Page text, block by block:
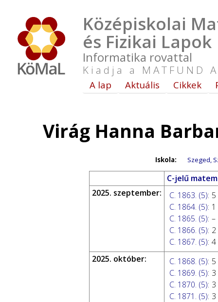
Középiskolai
és Fizikai Lapok
Informatika rovattal
Kiadja a MATFUND
A lap Aktuális Cikkek
Virág Hanna
Iskola: Szeged,
C-jelű
2025. szeptember:
C. 1863. (5):
C. 1864. (5):
C. 1865. (5): –
C. 1866. (5):
C. 1867. (5): 4
2025. október:
C. 1868. (5):
C. 1869. (5):
C. 1870. (5):
C. 1871. (5):